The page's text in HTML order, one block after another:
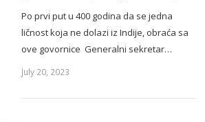
Po prvi put u 400 godina da se jedna
ličnost koja ne dolazi iz Indije, obraća sa
ove govornice Generalni sekretar…
July 20, 2023